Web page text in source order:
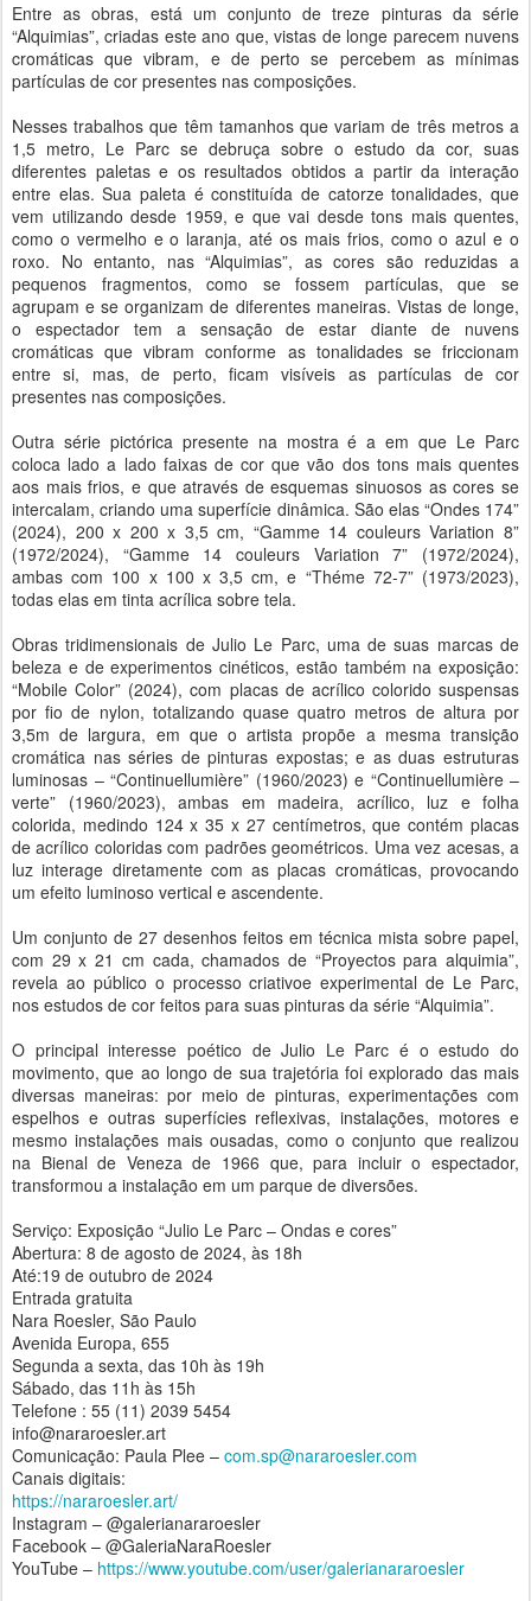
Entre as obras, está um conjunto de treze pinturas da série
“Alquimias”, criadas este ano que, vistas de longe parecem nuvens
cromáticas que vibram, e de perto se percebem as mínimas
partículas de cor presentes nas composições.
Nesses trabalhos que têm tamanhos que variam de três metros a
1,5 metro, Le Parc se debruça sobre o estudo da cor, suas
diferentes paletas e os resultados obtidos a partir da interação
entre elas. Sua paleta é constituída de catorze tonalidades, que
vem utilizando desde 1959, e que vai desde tons mais quentes,
como o vermelho e o laranja, até os mais frios, como o azul e o
roxo. No entanto, nas “Alquimias”, as cores são reduzidas a
pequenos fragmentos, como se fossem partículas, que se
agrupam e se organizam de diferentes maneiras. Vistas de longe,
o espectador tem a sensação de estar diante de nuvens
cromáticas que vibram conforme as tonalidades se friccionam
entre si, mas, de perto, ficam visíveis as partículas de cor
presentes nas composições.
Outra série pictórica presente na mostra é a em que Le Parc
coloca lado a lado faixas de cor que vão dos tons mais quentes
aos mais frios, e que através de esquemas sinuosos as cores se
intercalam, criando uma superfície dinâmica. São elas “Ondes 174”
(2024), 200 x 200 x 3,5 cm, “Gamme 14 couleurs Variation 8”
(1972/2024), “Gamme 14 couleurs Variation 7” (1972/2024),
ambas com 100 x 100 x 3,5 cm, e “Théme 72-7” (1973/2023),
todas elas em tinta acrílica sobre tela.
Obras tridimensionais de Julio Le Parc, uma de suas marcas de
beleza e de experimentos cinéticos, estão também na exposição:
“Mobile Color” (2024), com placas de acrílico colorido suspensas
por fio de nylon, totalizando quase quatro metros de altura por
3,5m de largura, em que o artista propõe a mesma transição
cromática nas séries de pinturas expostas; e as duas estruturas
luminosas – “Continuellumière” (1960/2023) e “Continuellumière –
verte” (1960/2023), ambas em madeira, acrílico, luz e folha
colorida, medindo 124 x 35 x 27 centímetros, que contém placas
de acrílico coloridas com padrões geométricos. Uma vez acesas, a
luz interage diretamente com as placas cromáticas, provocando
um efeito luminoso vertical e ascendente.
Um conjunto de 27 desenhos feitos em técnica mista sobre papel,
com 29 x 21 cm cada, chamados de “Proyectos para alquimia”,
revela ao público o processo criativoe experimental de Le Parc,
nos estudos de cor feitos para suas pinturas da série “Alquimia”.
O principal interesse poético de Julio Le Parc é o estudo do
movimento, que ao longo de sua trajetória foi explorado das mais
diversas maneiras: por meio de pinturas, experimentações com
espelhos e outras superfícies reflexivas, instalações, motores e
mesmo instalações mais ousadas, como o conjunto que realizou
na Bienal de Veneza de 1966 que, para incluir o espectador,
transformou a instalação em um parque de diversões.
Serviço: Exposição “Julio Le Parc – Ondas e cores”
Abertura: 8 de agosto de 2024, às 18h
Até:19 de outubro de 2024
Entrada gratuita
Nara Roesler, São Paulo
Avenida Europa, 655
Segunda a sexta, das 10h às 19h
Sábado, das 11h às 15h
Telefone : 55 (11) 2039 5454
info@nararoesler.art
Comunicação: Paula Plee – com.sp@nararoesler.com
Canais digitais:
https://nararoesler.art/
Instagram – @galerianararoesler
Facebook – @GaleriaNaraRoesler
YouTube – https://www.youtube.com/user/galerianararoesler